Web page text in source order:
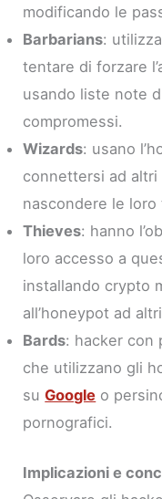
modificando le
Barbarians:
tentare di forzare
usando liste note
compromessi.
Wizards: usano
connettersi ad
nascondere le loro
Thieves: hanno
loro accesso a
installando crypto
all’honeypot ad
Bards: hacker con
che utilizzano gli
suGoogle o
pornografici.
Implicazioni e